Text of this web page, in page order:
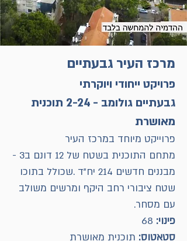
פרויקט‭ ‬ייחודי‭ ‬ויוקרתי
‬מאושרת
פרוייקט‭ ‬מיוחד‭ ‬במרכז‭ ‬העיר
מתחם‭ ‬התוכנית‭ ‬בשטח‭ ‬של‭ ‬12‭ ‬דונם‭ ‬ב‭- ‬3‭
‬עם‭ ‬מסחר‭ .‬
פינוי:
סטאטוס‭:‬ תוכנית‭ ‬מאושרת
מרכז העיר גבעתיים